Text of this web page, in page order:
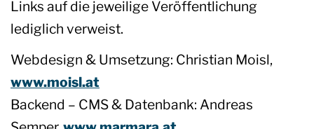
Links auf die jeweilige Veröffentlichung
lediglich verweist.
Webdesign & Umsetzung: Christian Moisl,
www.moisl.at
Backend – CMS & Datenbank: Andreas